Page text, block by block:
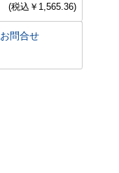
(税込￥ 1,565.36)
問合せ